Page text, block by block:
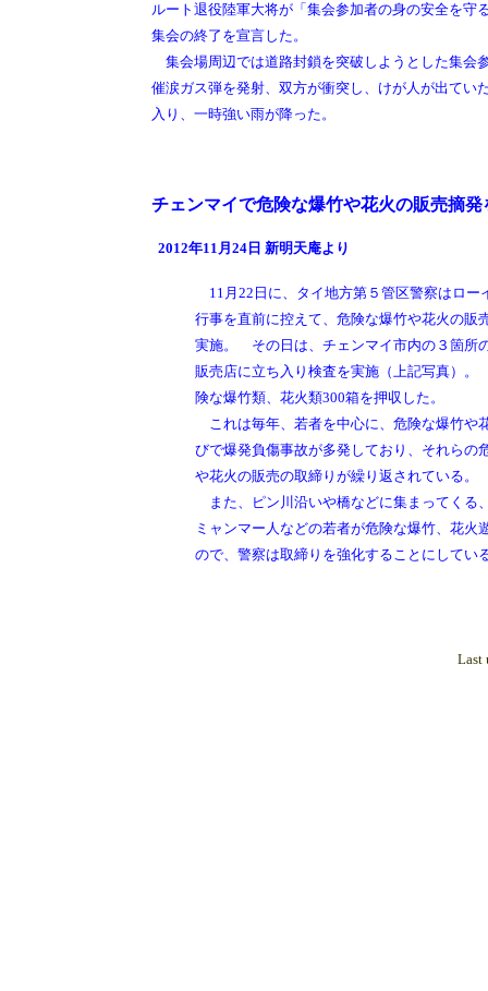
ルート退役陸軍大将が「集会参加者の身の安全を守
集会の終了を宣言した。
集会場周辺では道路封鎖を突破しようとした集会
催涙ガス弾を発射、双方が衝突し、けが人が出てい
入り、一時強い雨が降った。
チェンマイで危険な爆竹や花火の販売摘発
2012年11月24日 新明天庵より
11月22日に、タイ地方第５管区警察はロー
行事を直前に控えて、危険な爆竹や花火の販
実施。 その日は、チェンマイ市内の３箇所
販売店に立ち入り検査を実施（上記写真）
険な爆竹類、花火類300箱を押収した。
これは毎年、若者を中心に、危険な爆竹や
びで爆発負傷事故が多発しており、それらの
や花火の販売の取締りが繰り返されている。
また、ピン川沿いや橋などに集まってくる
ミャンマー人などの若者が危険な爆竹、花火
ので、警察は取締りを強化することにしてい
Last